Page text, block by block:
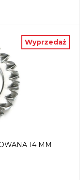
Wyprzedaż
14 MM